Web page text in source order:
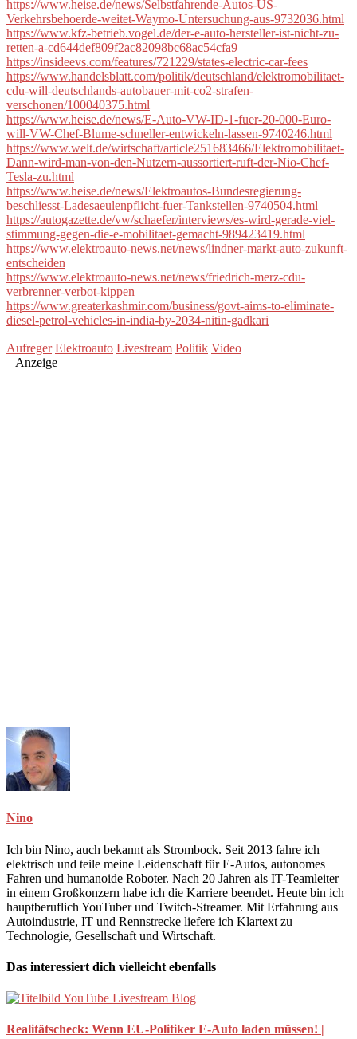
https://www.heise.de/news/Selbstfahrende-Autos-US-
Verkehrsbehoerde-weitet-Waymo-Untersuchung-aus-9732036.html
https://www.kfz-betrieb.vogel.de/der-e-auto-hersteller-ist-nicht-zu-
retten-a-cd644def809f2ac82098bc68ac54cfa9
https://insideevs.com/features/721229/states-electric-car-fees
https://www.handelsblatt.com/politik/deutschland/elektromobilitaet-
cdu-will-deutschlands-autobauer-mit-co2-strafen-
verschonen/100040375.html
https://www.heise.de/news/E-Auto-VW-ID-1-fuer-20-000-Euro-
will-VW-Chef-Blume-schneller-entwickeln-lassen-9740246.html
https://www.welt.de/wirtschaft/article251683466/Elektromobilitaet-
Dann-wird-man-von-den-Nutzern-aussortiert-ruft-der-Nio-Chef-
Tesla-zu.html
https://www.heise.de/news/Elektroautos-Bundesregierung-
beschliesst-Ladesaeulenpflicht-fuer-Tankstellen-9740504.html
https://autogazette.de/vw/schaefer/interviews/es-wird-gerade-viel-
stimmung-gegen-die-e-mobilitaet-gemacht-989423419.html
https://www.elektroauto-news.net/news/lindner-markt-auto-zukunft-
entscheiden
https://www.elektroauto-news.net/news/friedrich-merz-cdu-
verbrenner-verbot-kippen
https://www.greaterkashmir.com/business/govt-aims-to-eliminate-
diesel-petrol-vehicles-in-india-by-2034-nitin-gadkari
Aufreger Elektroauto Livestream Politik Video
– Anzeige –
Nino
Ich bin Nino, auch bekannt als Strombock. Seit 2013 fahre ich
elektrisch und teile meine Leidenschaft für E-Autos, autonomes
Fahren und humanoide Roboter. Nach 20 Jahren als IT-Teamleiter
in einem Großkonzern habe ich die Karriere beendet. Heute bin ich
hauptberuflich YouTuber und Twitch-Streamer. Mit Erfahrung aus
Autoindustrie, IT und Rennstrecke liefere ich Klartext zu
Technologie, Gesellschaft und Wirtschaft.
Das interessiert dich vielleicht ebenfalls
Realitätscheck: Wenn EU-Politiker E-Auto laden müssen! |